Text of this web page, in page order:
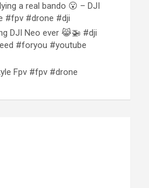
a real bando 😮 – DJI
#fpv #drone #dji
DJI Neo ever 😹🚁 #dji
#foryou #youtube
Fpv #fpv #drone